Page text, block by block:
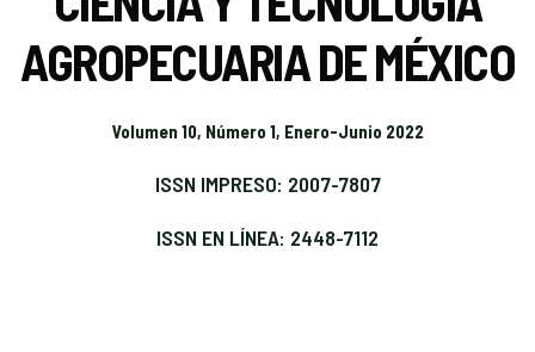
AGROPECUARIA DE MÉXICO
Volumen 10, Número 1, Enero-Junio 2022
ISSN IMPRESO: 2007-7807
ISSN EN LÍNEA: 2448-7112